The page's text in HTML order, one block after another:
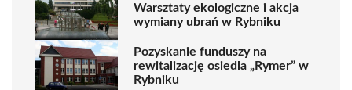
Warsztaty ekologiczne i akcja
wymiany ubrań w Rybniku
Pozyskanie funduszy na
rewitalizację osiedla „Rymer” w
Rybniku